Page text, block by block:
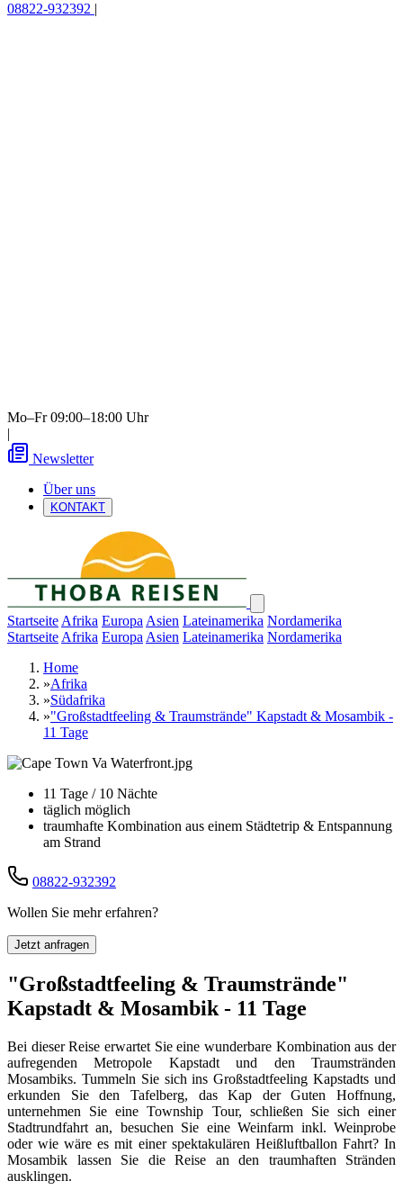
08822-932392 |
Mo–Fr 09:00–18:00 Uhr
|
Newsletter
Über uns
KONTAKT
Startseite Afrika Europa Asien Lateinamerika Nordamerika
Startseite Afrika Europa Asien Lateinamerika Nordamerika
Home
»Afrika
»Südafrika
»"Großstadtfeeling & Traumstrände" Kapstadt & Mosambik -
11 Tage
11 Tage / 10 Nächte
täglich möglich
traumhafte Kombination aus einem Städtetrip & Entspannung
am Strand
08822-932392
Wollen Sie mehr erfahren?
Jetzt anfragen
"Großstadtfeeling & Traumstrände"
Kapstadt & Mosambik - 11 Tage
Bei dieser Reise erwartet Sie eine wunderbare Kombination aus der
aufregenden Metropole Kapstadt und den Traumstränden
Mosambiks. Tummeln Sie sich ins Großstadtfeeling Kapstadts und
erkunden Sie den Tafelberg, das Kap der Guten Hoffnung,
unternehmen Sie eine Township Tour, schließen Sie sich einer
Stadtrundfahrt an, besuchen Sie eine Weinfarm inkl. Weinprobe
oder wie wäre es mit einer spektakulären Heißluftballon Fahrt? In
Mosambik lassen Sie die Reise an den traumhaften Stränden
ausklingen.